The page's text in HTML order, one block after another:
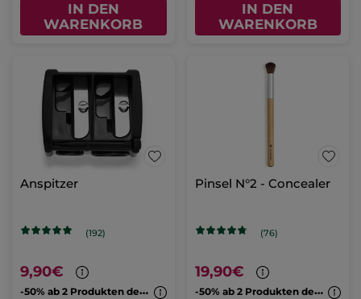
IN DEN
WARENKORB
IN DEN
WARENKORB
Anspitzer
(192)
9,90€
-
50% ab 2 Produkten deiner Wahl
Pinsel N°2 - Concealer
(76)
19,90€
-
50% ab 2 Produkten deiner Wahl